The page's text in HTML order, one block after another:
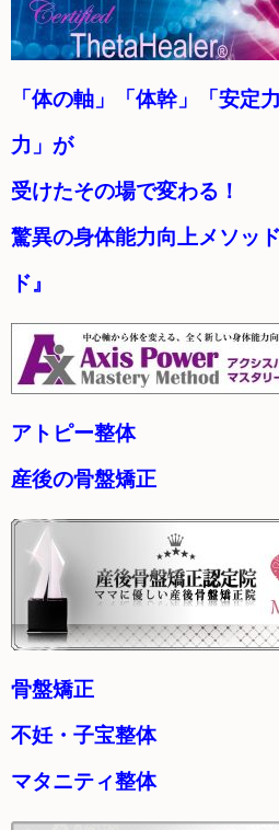
「体の軸」「体幹」「安定
力」が
受けたその場で変わる！
驚異の身体能力向上メソッ
ド』
アトピー整体
産後の骨盤矯正
骨盤矯正
不妊・子宝整体
マタニティ整体